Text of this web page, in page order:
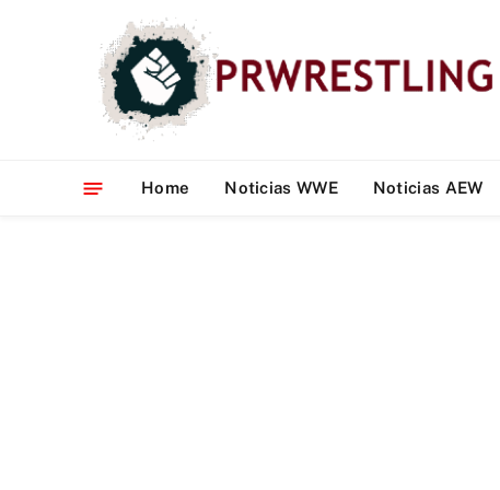
Home Noticias WWE Noticias AEW